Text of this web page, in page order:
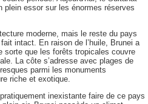
plein essor sur les énormes réserves
moderne, mais le reste du pays
intact. En raison de l’huile, Brunei a
sorte que les forêts tropicales couvre
La côte s’adresse avec plages de
parmi les monuments
riche et exotique.
inexistante faire de ce pays